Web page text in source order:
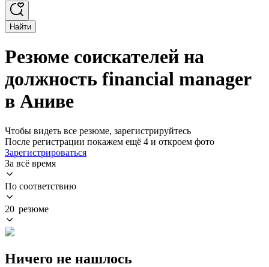
Найти
Резюме соискателей на
должность financial manager
в Аниве
Чтобы видеть все резюме, зарегистрируйтесь
После регистрации покажем ещё 4 и откроем фото
Зарегистрироваться
За всё время
По соответствию
20 резюме
Ничего не нашлось